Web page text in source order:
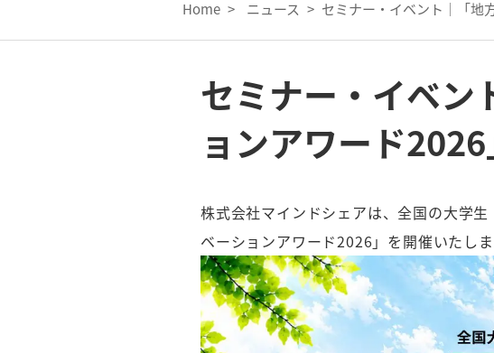
Home > ニュース > セミナー・イベント｜「地
セミナー・イベン
ョンアワード
株式会社マインドシェアは、全国の大学
ベーションアワード2026」を開催いたしま